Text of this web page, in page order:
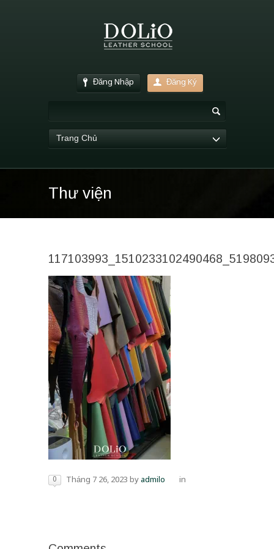
Đăng Nhập Đăng Ký
Trang Chủ
Thư viện
0 Tháng 7 26, 2023 byadmilo in